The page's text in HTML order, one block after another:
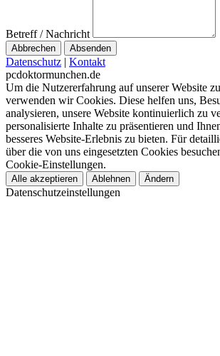
Betreff / Nachricht
Abbrechen Absenden
Datenschutz | Kontakt
pcdoktormunchen.de
Um die Nutzererfahrung auf unserer Website
verwenden wir Cookies. Diese helfen uns,
analysieren, unsere Website kontinuierlich zu
personalisierte Inhalte zu präsentieren und
besseres Website-Erlebnis zu bieten. Für
über die von uns eingesetzten Cookies
Cookie-Einstellungen.
Alle akzeptieren Ablehnen Ändern
Datenschutzeinstellungen